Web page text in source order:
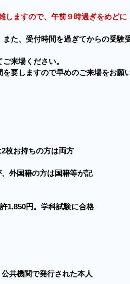
しますので、午前９時過ぎをめどに
た、受付時間を過ぎてからの受験
来場ください。
要しますので早めのご来場をお願
枚お持ちの方は両方
外国籍の方は国籍等が記
1,850円。学科試験に合格
共機関で発行された本人